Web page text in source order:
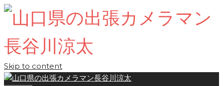
Skip to content